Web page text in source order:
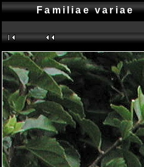
Familiae variae